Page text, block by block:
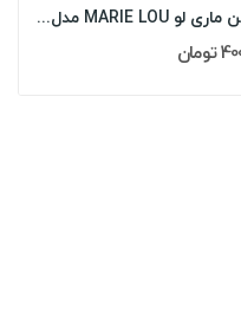
کوسن ماری لو MARIE LOU مدل: MERY